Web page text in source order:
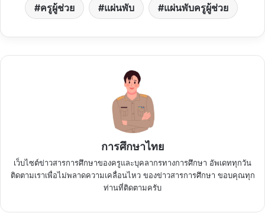
ครูผู้ช่วย แผ่นพับ แผ่นพับครูผู้ช่วย
การศึกษาไทย
เว็บไซต์ข่าวสารการศึกษาของครูและบุคลากรทางการศึกษา อัพเดททุกวัน
ติดตามเราเพื่อไม่พลาดความเคลื่อนไหว ของข่าวสารการศึกษา ขอบคุณทุก
ท่านที่ติดตามครับ